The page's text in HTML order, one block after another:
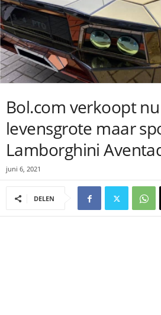
Bol.com verkoopt
levensgrote maar
Lamborghini
juni 6, 2021
DELEN